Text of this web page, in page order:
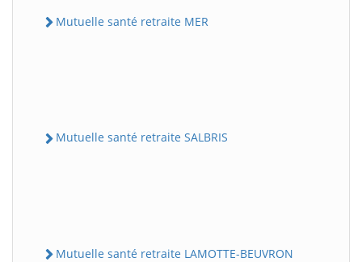
Mutuelle santé retraite MER
Mutuelle santé retraite SALBRIS
Mutuelle santé retraite LAMOTTE-BEUVRON